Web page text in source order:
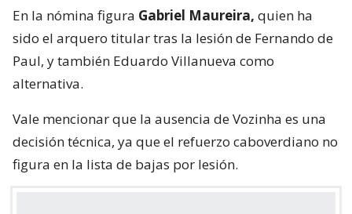
En la nómina figura Gabriel Maureira, quien ha
sido el arquero titular tras la lesión de Fernando de
Paul, y también Eduardo Villanueva como
alternativa.
Vale mencionar que la ausencia de Vozinha es una
decisión técnica, ya que el refuerzo caboverdiano no
figura en la lista de bajas por lesión.